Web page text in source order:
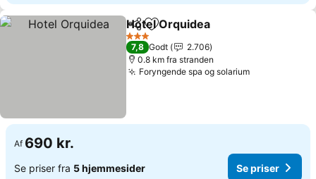
Del Føj til favoritter
Hotel Orquidea
3 Stjerner
7,8 Godt
2.706
0.8 km fra stranden
Foryngende spa og solarium
Af 690 kr.
Se priser fra 5 hjemmesider Se priser